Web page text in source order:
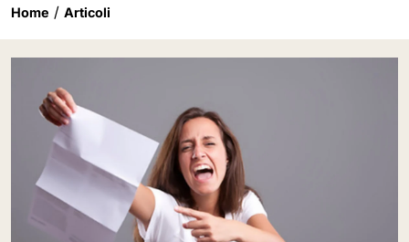
Home Articoli